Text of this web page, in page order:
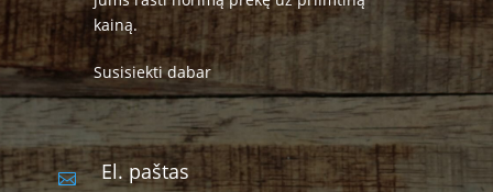
kainą.
Susisiekti dabar
 El. paštas